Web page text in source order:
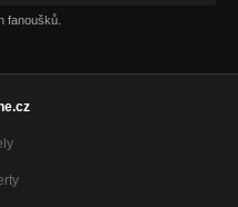
fanoušků.